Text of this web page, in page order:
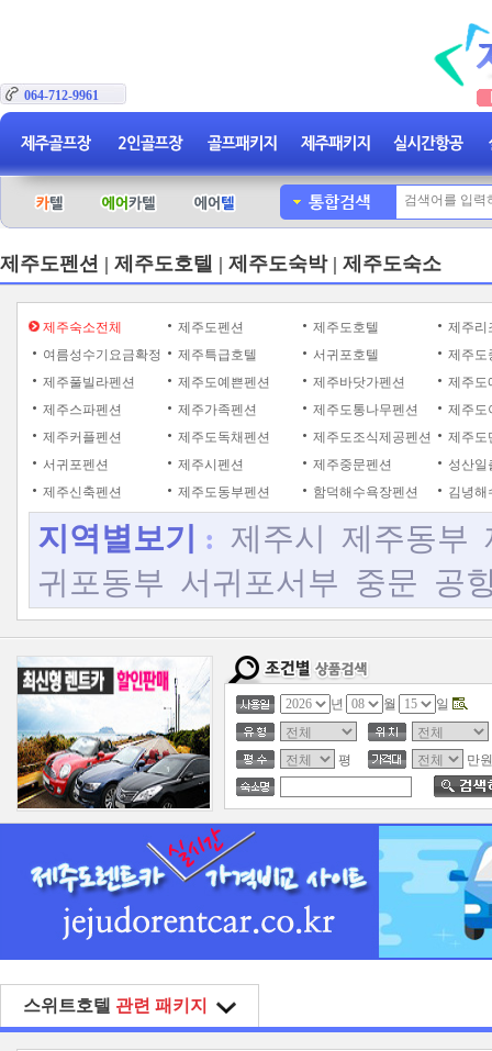
064-712-9961
제주도펜션 | 제주도호텔 | 제주도숙박 | 제주도숙소
제주숙소전체 제주도펜션 제주도호텔
제주리
여름성수기요금확정
제주특급호텔 서귀포호텔
제주도
제주풀빌라펜션
제주도예쁜펜션 제주바닷가펜션
제주도
제주스파펜션
제주가족펜션 제주도통나무펜션
제주도
제주커플펜션
제주도독채펜션 제주도조식제공펜션
제주도
서귀포펜션
제주시펜션 제주중문펜션
성산일
제주신축펜션
제주도동부펜션 함덕해수욕장펜션 김녕해
지역별보기 : 제주시 제주동부
귀포동부 서귀포서부 중문 공
년 월 일
평 만
스위트호텔 관련 패키지